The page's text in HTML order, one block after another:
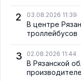
2 03.08.2026 11:39
В центре
троллейбусов
3 02.08.2026 11:44
В Рязанской